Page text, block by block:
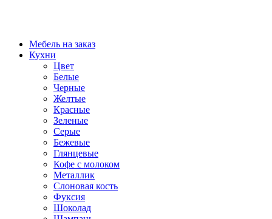
Мебель на заказ
Кухни
Цвет
Белые
Черные
Желтые
Красные
Зеленые
Серые
Бежевые
Глянцевые
Кофе с молоком
Металлик
Слоновая кость
Фуксия
Шоколад